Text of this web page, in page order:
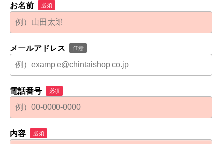
お名前 必須
メールアドレス 任意
電話番号 必須
内容 必須